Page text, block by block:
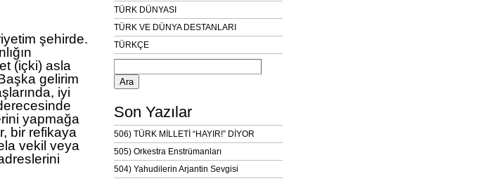
şehirde.
(içki) asla
gelirim
iyi
yapmağa
bir refikaya
vekil veya
TÜRK DÜNYASI
TÜRK VE DÜNYA DESTANLARI
TÜRKÇE
Arama:
Son Yazılar
506) TÜRK MİLLETİ “HAYIR!” DİYOR
505) Orkestra Enstrümanları
504) Yahudilerin Arjantin Sevgisi